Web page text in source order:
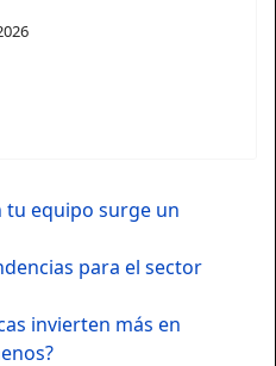
tu equipo surge un
para el sector
invierten más en